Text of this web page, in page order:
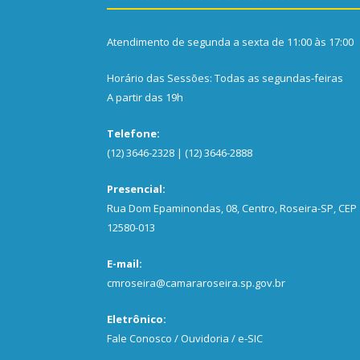
Atendimento de segunda a sexta de 11:00 às 17:00
Horário das Sessões: Todas as segundas-feiras
A partir das 19h
Telefone:
(12) 3646-2328 | (12) 3646-2888
Presencial:
Rua Dom Epaminondas, 08, Centro, Roseira-SP, CEP
12580-013
E-mail:
cmroseira@camararoseira.sp.gov.br
Eletrônico:
Fale Conosco / Ouvidoria / e-SIC